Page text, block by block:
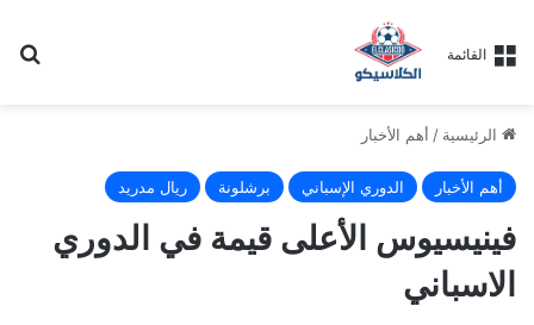
القائمة
الرئيسية / أهم الأخبار
أهم الأخبار الدوري الإسباني برشلونة ريال مدريد
فينيسيوس الأعلى قيمة في الدوري
الاسباني